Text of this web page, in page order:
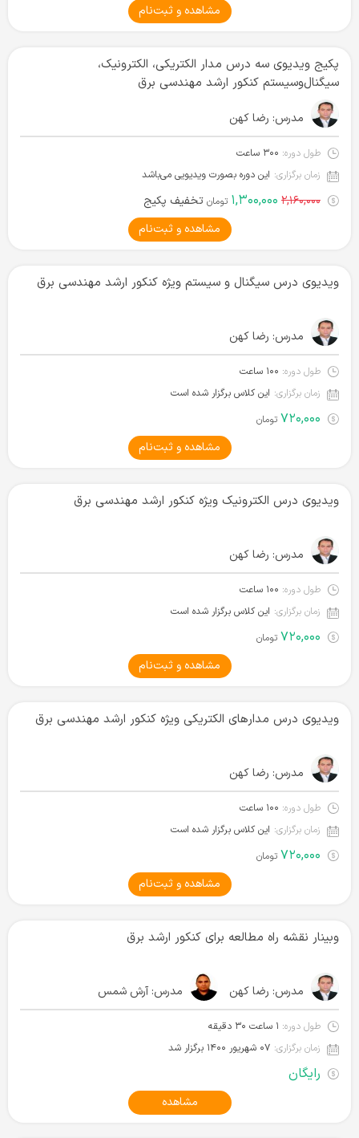
مشاهده و ثبت‌نام
پکیج ویدیوی سه درس مدار الکتریکی، الکترونیک،
سیگنال‌و‌سیستم کنکور ارشد مهندسی برق
مدرس: رضا کهن
طول دوره: ۳۰۰ ساعت
زمان برگزاری: این دوره بصورت ویدیویی می‌باشد
۲,۱۶۰,۰۰۰ ۱,۳۰۰,۰۰۰ تومان تخفیف پکیج
مشاهده و ثبت‌نام
ویدیوی درس سیگنال و سیستم ویژه کنکور ارشد مهندسی برق
مدرس: رضا کهن
طول دوره: ۱۰۰ ساعت
زمان برگزاری: این کلاس برگزار شده است
۷۲۰,۰۰۰ تومان
مشاهده و ثبت‌نام
ویدیوی درس الکترونیک ویژه کنکور ارشد مهندسی برق
مدرس: رضا کهن
طول دوره: ۱۰۰ ساعت
زمان برگزاری: این کلاس برگزار شده است
۷۲۰,۰۰۰ تومان
مشاهده و ثبت‌نام
ویدیوی درس مدارهای الکتریکی ویژه کنکور ارشد مهندسی برق
مدرس: رضا کهن
طول دوره: ۱۰۰ ساعت
زمان برگزاری: این کلاس برگزار شده است
۷۲۰,۰۰۰ تومان
مشاهده و ثبت‌نام
وبینار نقشه راه مطالعه برای کنکور ارشد برق
مدرس: رضا کهن مدرس: آرش شمس
طول دوره: ۱ ساعت ۳۰ دقیقه
زمان برگزاری: ۰۷ شهریور ۱۴۰۰ برگزار شد
رایگان
مشاهده